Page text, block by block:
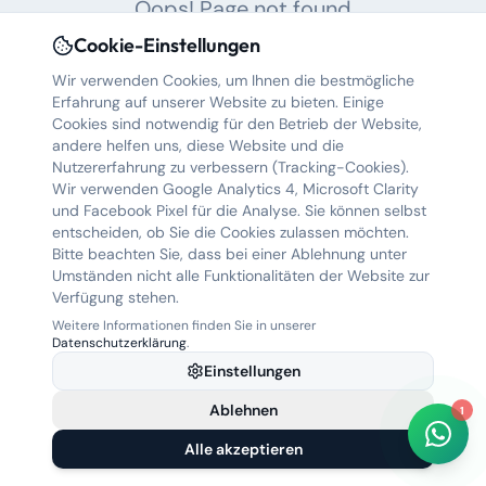
Cookie-Einstellungen
Wir verwenden Cookies, um Ihnen die bestmögliche
Erfahrung auf unserer Website zu bieten. Einige
Cookies sind notwendig für den Betrieb der Website,
andere helfen uns, diese Website und die
Nutzererfahrung zu verbessern (Tracking-Cookies).
Wir verwenden Google Analytics 4, Microsoft Clarity
und Facebook Pixel für die Analyse. Sie können selbst
entscheiden, ob Sie die Cookies zulassen möchten.
Bitte beachten Sie, dass bei einer Ablehnung unter
Umständen nicht alle Funktionalitäten der Website zur
Verfügung stehen.
Weitere Informationen finden Sie in unserer
Datenschutzerklärung.
Einstellungen
Ablehnen
Alle akzeptieren
Hallo! 👋 Wie können wir Ihnen
helfen? Wählen Sie eine Option
oder schreiben Sie uns direkt.
Jetzt
🚗 Auto bewerten
📞 Rückruf anfordern
Chat starten
Powered by WhatsApp • Antwort in <5 Min 1
Oops! Page not found
Return to Home